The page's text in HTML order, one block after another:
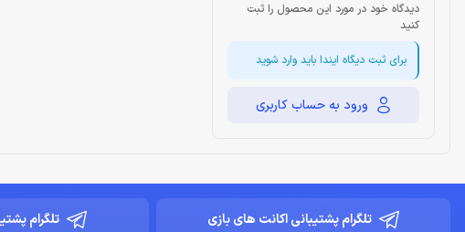
دیدگاه خود در مورد این محصول را ثبت
کنید
برای ثبت دیگاه ایندا باید وارد شوید
ورود به حساب کاربری
تلگرام پشتیبانی اکانت های بازی تلگرام